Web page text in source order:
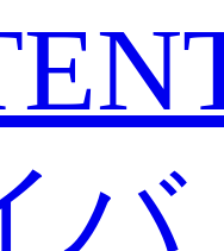
バ